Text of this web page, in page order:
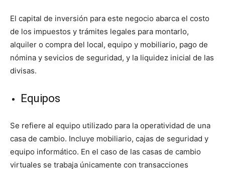
El capital de inversión para este negocio abarca el costo
de los impuestos y trámites legales para montarlo,
alquiler o compra del local, equipo y mobiliario, pago de
nómina y sevicios de seguridad, y la liquidez inicial de las
divisas.
Equipos
Se refiere al equipo utilizado para la operatividad de una
casa de cambio. Incluye mobiliario, cajas de seguridad y
equipo informático. En el caso de las casas de cambio
virtuales se trabaja únicamente con transacciones